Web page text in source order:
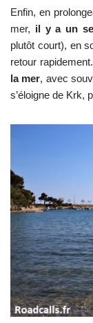
Enfin, en
mer, il y a un
plutôt court), en
retour
la mer, avec
s’éloigne de Krk,